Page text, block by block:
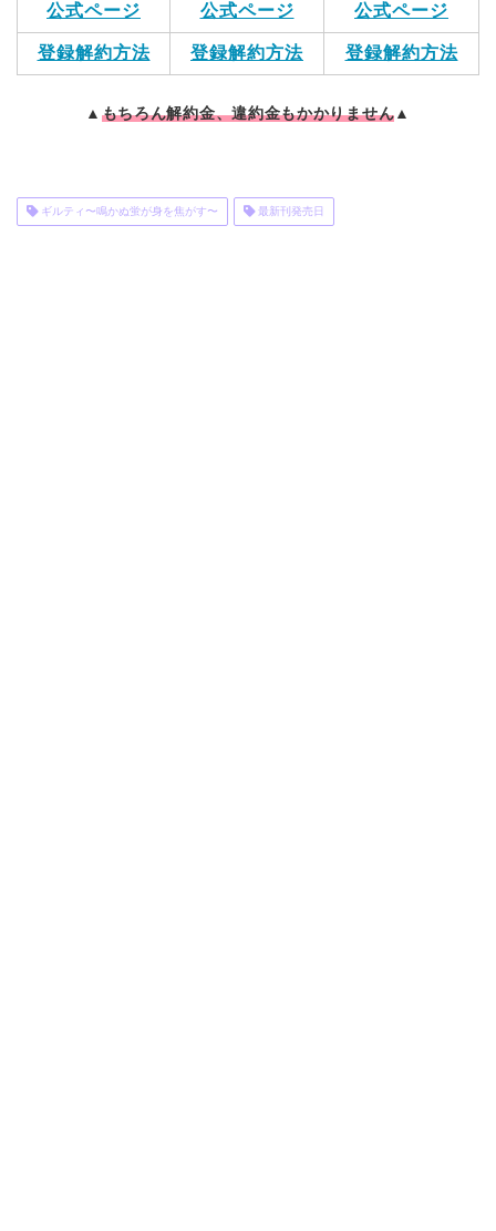
公式ページ 公式ページ 公式ページ
登録解約方法 登録解約方法 登録解約方法
▲ もちろん解約金、違約金もかかりません▲
ギルティ〜鳴かぬ蛍が身を焦がす〜 最新刊発売日